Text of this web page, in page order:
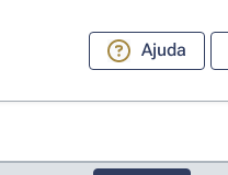
Ajuda